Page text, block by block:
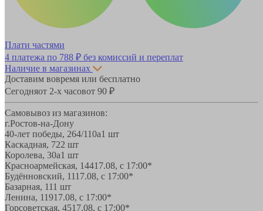
Плати частями
4 платежа по 788 ₽ без комиссий и переплат
Наличие в магазинах
Доставим вовремя или бесплатно
Сегодняот 2-х часовот 90 ₽
Самовывоз из магазинов:
г.Ростов-на-Дону
40-лет победы, 264/110а1 шт
Каскадная, 722 шт
Королева, 30а1 шт
Красноармейская, 14417.08, с 17:00*
Будённовский, 1117.08, с 17:00*
Базарная, 111 шт
Ленина, 11917.08, с 17:00*
Горсоветская, 4517.08, с 17:00*